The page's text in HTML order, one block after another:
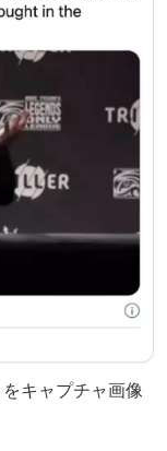
キャプチャ画像